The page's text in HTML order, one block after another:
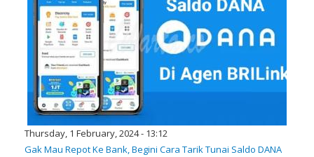
Thursday, 1 February, 2024 - 13:12
Gak Mau Repot Ke Bank, Begini Cara Tarik Tunai Saldo DANA